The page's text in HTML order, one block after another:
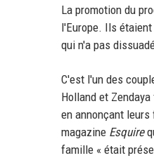
La promotion du
l'Europe. Ils étaient
qui n'a pas
C'est l'un des
Holland et
en annonçant leurs
magazine Esquire
famille « était